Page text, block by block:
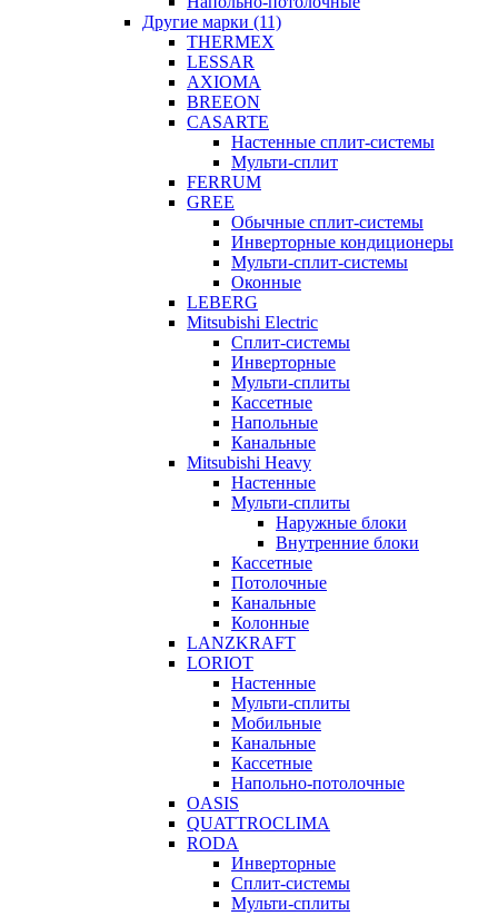
Другие марки (11)
THERMEX
LESSAR
AXIOMA
BREEON
CASARTE
Настенные сплит-системы
Мульти-сплит
FERRUM
GREE
Обычные сплит-системы
Инверторные кондиционеры
Мульти-сплит-системы
Оконные
LEBERG
Mitsubishi Electric
Cплит-системы
Инверторные
Мульти-сплиты
Кассетные
Напольные
Канальные
Mitsubishi Heavy
Настенные
Мульти-сплиты
Наружные блоки
Внутренние блоки
Кассетные
Потолочные
Канальные
Колонные
LANZKRAFT
LORIOT
Настенные
Мульти-сплиты
Мобильные
Канальные
Кассетные
Напольно-потолочные
OASIS
QUATTROCLIMA
RODA
Инверторные
Сплит-системы
Мульти-сплиты